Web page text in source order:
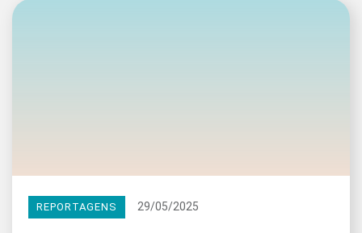
REPORTAGENS 29/05/2025